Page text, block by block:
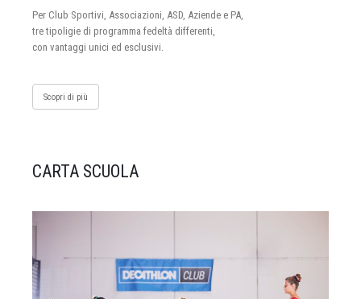
Per Club Sportivi, Associazioni, ASD, Aziende e PA,
tre tipoligie di programma fedeltà differenti,
con vantaggi unici ed esclusivi.
Scopri di più
CARTA SCUOLA